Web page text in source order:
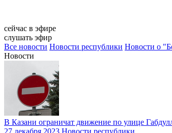
сейчас в эфире
слушать эфир
Все новости Новости республики Новости о
Новости
В Казани ограничат движение по улице